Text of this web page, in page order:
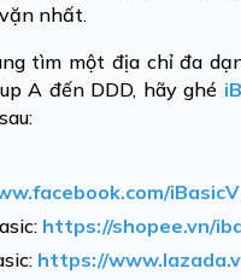
nhất.
tìm một địa chỉ đa
A đến DDD, hãy ghé
https://shopee.vn/
https://